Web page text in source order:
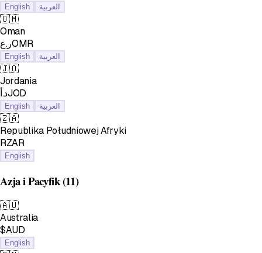
English العربية
🇴🇲
Oman
ر.عOMR
English العربية
🇯🇴
Jordania
د.أJOD
English العربية
🇿🇦
Republika Południowej Afryki
RZAR
English
Azja i Pacyfik(11)
🇦🇺
Australia
$AUD
English